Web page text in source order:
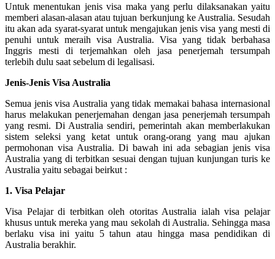
Untuk menentukan jenis visa maka yang perlu dilaksanakan yaitu
memberi alasan-alasan atau tujuan berkunjung ke Australia. Sesudah
itu akan ada syarat-syarat untuk mengajukan jenis visa yang mesti di
penuhi untuk meraih visa Australia. Visa yang tidak berbahasa
Inggris mesti di terjemahkan oleh jasa penerjemah tersumpah
terlebih dulu saat sebelum di legalisasi.
Jenis-Jenis Visa Australia
Semua jenis visa Australia yang tidak memakai bahasa internasional
harus melakukan penerjemahan dengan jasa penerjemah tersumpah
yang resmi. Di Australia sendiri, pemerintah akan memberlakukan
sistem seleksi yang ketat untuk orang-orang yang mau ajukan
permohonan visa Australia. Di bawah ini ada sebagian jenis visa
Australia yang di terbitkan sesuai dengan tujuan kunjungan turis ke
Australia yaitu sebagai beirkut :
1. Visa Pelajar
Visa Pelajar di terbitkan oleh otoritas Australia ialah visa pelajar
khusus untuk mereka yang mau sekolah di Australia. Sehingga masa
berlaku visa ini yaitu 5 tahun atau hingga masa pendidikan di
Australia berakhir.